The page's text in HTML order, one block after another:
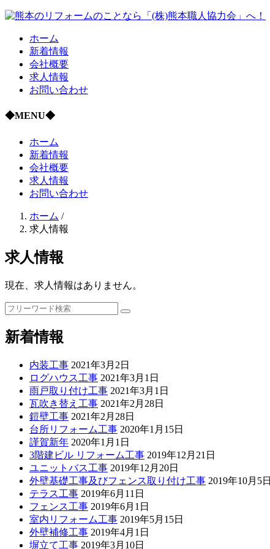
ホーム
新着情報
会社概要
求人情報
お問い合わせ
◆MENU◆
ホーム
新着情報
会社概要
求人情報
お問い合わせ
ホーム /
求人情報
求人情報
現在、求人情報はありません。
検
新着情報
内装工事 2021年3月2日
ログハウス工事 2021年3月1日
雨戸取り付け工事 2021年3月1日
瓦吹き替え工事 2021年2月28日
鎧壁工事 2021年2月28日
台所リフォーム工事 2020年1月15日
謹賀新年 2020年1月1日
3階建ビル リフォーム工事 2019年12月21日
ユニットバス工事 2019年12月20日
外壁基礎工事及びフェンス取り付け工事 2019年10月5日
テラス工事 2019年6月11日
フェンス工事 2019年6月1日
室内リフォーム工事 2019年5月15日
外壁補修工事 2019年4月1日
塀立て工事 2019年3月10日